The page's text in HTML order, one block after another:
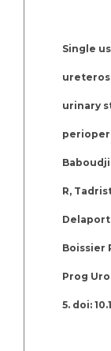
Single
urinary
R,
Boissier
Prog
5. doi: